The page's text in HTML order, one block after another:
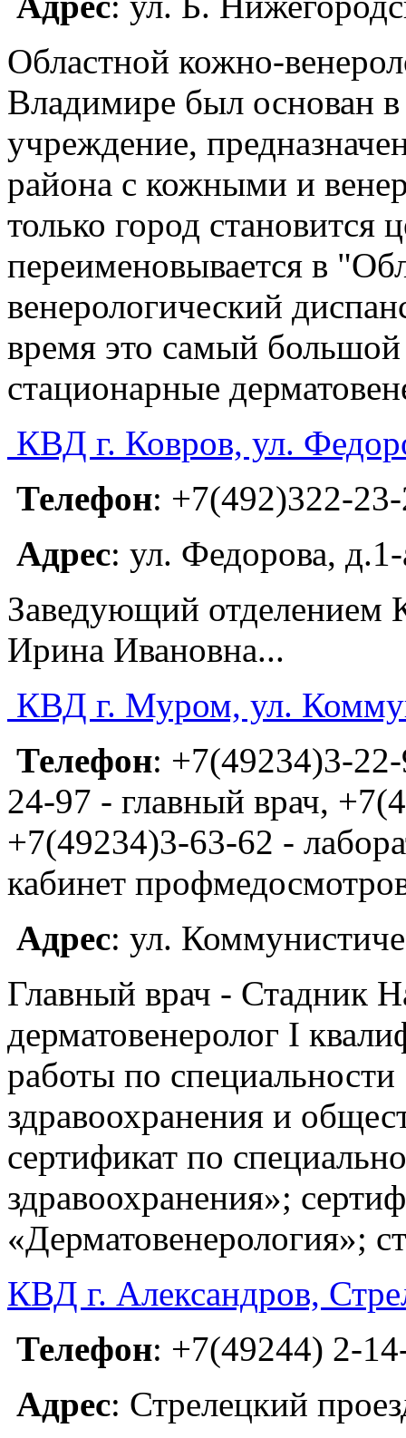
Областной кожно-
Владимире был основан
учреждение,
района с кожными и
только город становится
переименовывается в
венерологический
время это самый
стационарные
КВД г. Ковров, ул.
Телефон: +7(492)322-23-
Адрес: ул. Федорова,
Заведующий отделением
Ирина Ивановна...
КВД г. Муром, ул.
Телефон: +7(49234)3-
24-97 - главный врач,
+7(49234)3-63-62 -
кабинет
Адрес: ул.
Главный врач - Стадник
дерматовенеролог I
работы по
здравоохранения и
сертификат по
здравоохранения»;
«Дерматовенерология»;
КВД г. Александров,
Телефон: +7(49244) 2-
Адрес: Стрелецкий